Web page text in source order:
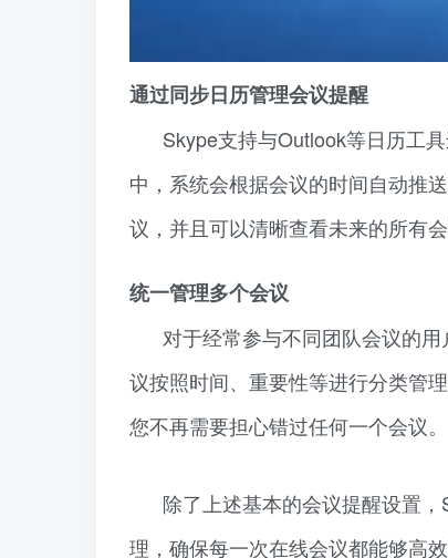
通过同步日历管理会议提醒
Skype支持与Outlook等日历工
中，系统会根据会议的时间自动推
议，并且可以清晰查看未来的所有
统一管理多个会议
对于经常参与不同团队会议的
议按照时间、重要性等进行分类管
您不再需要担心错过任何一个会议。
除了上述基本的会议提醒设置
理，确保每一次在线会议都能够高效